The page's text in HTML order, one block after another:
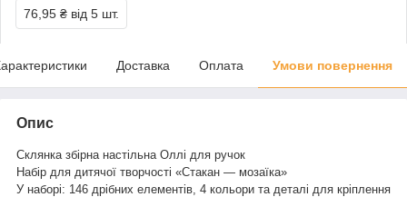
76,95 ₴ від 5 шт.
Доставка Оплата Умови повернення
Опис
Склянка збірна настільна Оллі для ручок
Набір для дитячої творчості «Стакан — мозаїка»
У наборі: 146 дрібних елементів, 4 кольори та деталі для кріплення